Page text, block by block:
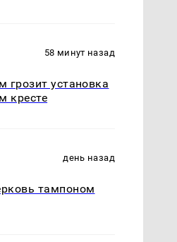
58 минут назад
грозит установка
кресте
день назад
тампоном